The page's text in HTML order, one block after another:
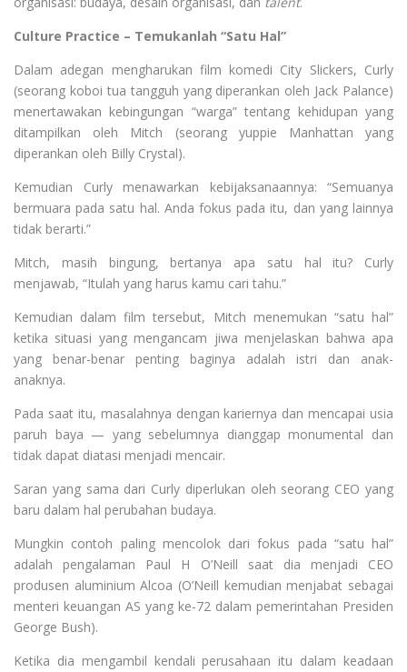
Culture Practice – Temukanlah “Satu Hal”
Dalam adegan mengharukan film komedi City Slickers, Curly
(seorang koboi tua tangguh yang diperankan oleh Jack Palance)
menertawakan kebingungan “warga” tentang kehidupan yang
ditampilkan oleh Mitch (seorang yuppie Manhattan yang
diperankan oleh Billy Crystal).
Kemudian Curly menawarkan kebijaksanaannya: “Semuanya
bermuara pada satu hal. Anda fokus pada itu, dan yang lainnya
tidak berarti.”
Mitch, masih bingung, bertanya apa satu hal itu? Curly
menjawab, “Itulah yang harus kamu cari tahu.”
Kemudian dalam film tersebut, Mitch menemukan “satu hal”
ketika situasi yang mengancam jiwa menjelaskan bahwa apa
yang benar-benar penting baginya adalah istri dan anak-
anaknya.
Pada saat itu, masalahnya dengan kariernya dan mencapai usia
paruh baya — yang sebelumnya dianggap monumental dan
tidak dapat diatasi menjadi mencair.
Saran yang sama dari Curly diperlukan oleh seorang CEO yang
baru dalam hal perubahan budaya.
Mungkin contoh paling mencolok dari fokus pada “satu hal”
adalah pengalaman Paul H O’Neill saat dia menjadi CEO
produsen aluminium Alcoa (O’Neill kemudian menjabat sebagai
menteri keuangan AS yang ke-72 dalam pemerintahan Presiden
George Bush).
Ketika dia mengambil kendali perusahaan itu dalam keadaan